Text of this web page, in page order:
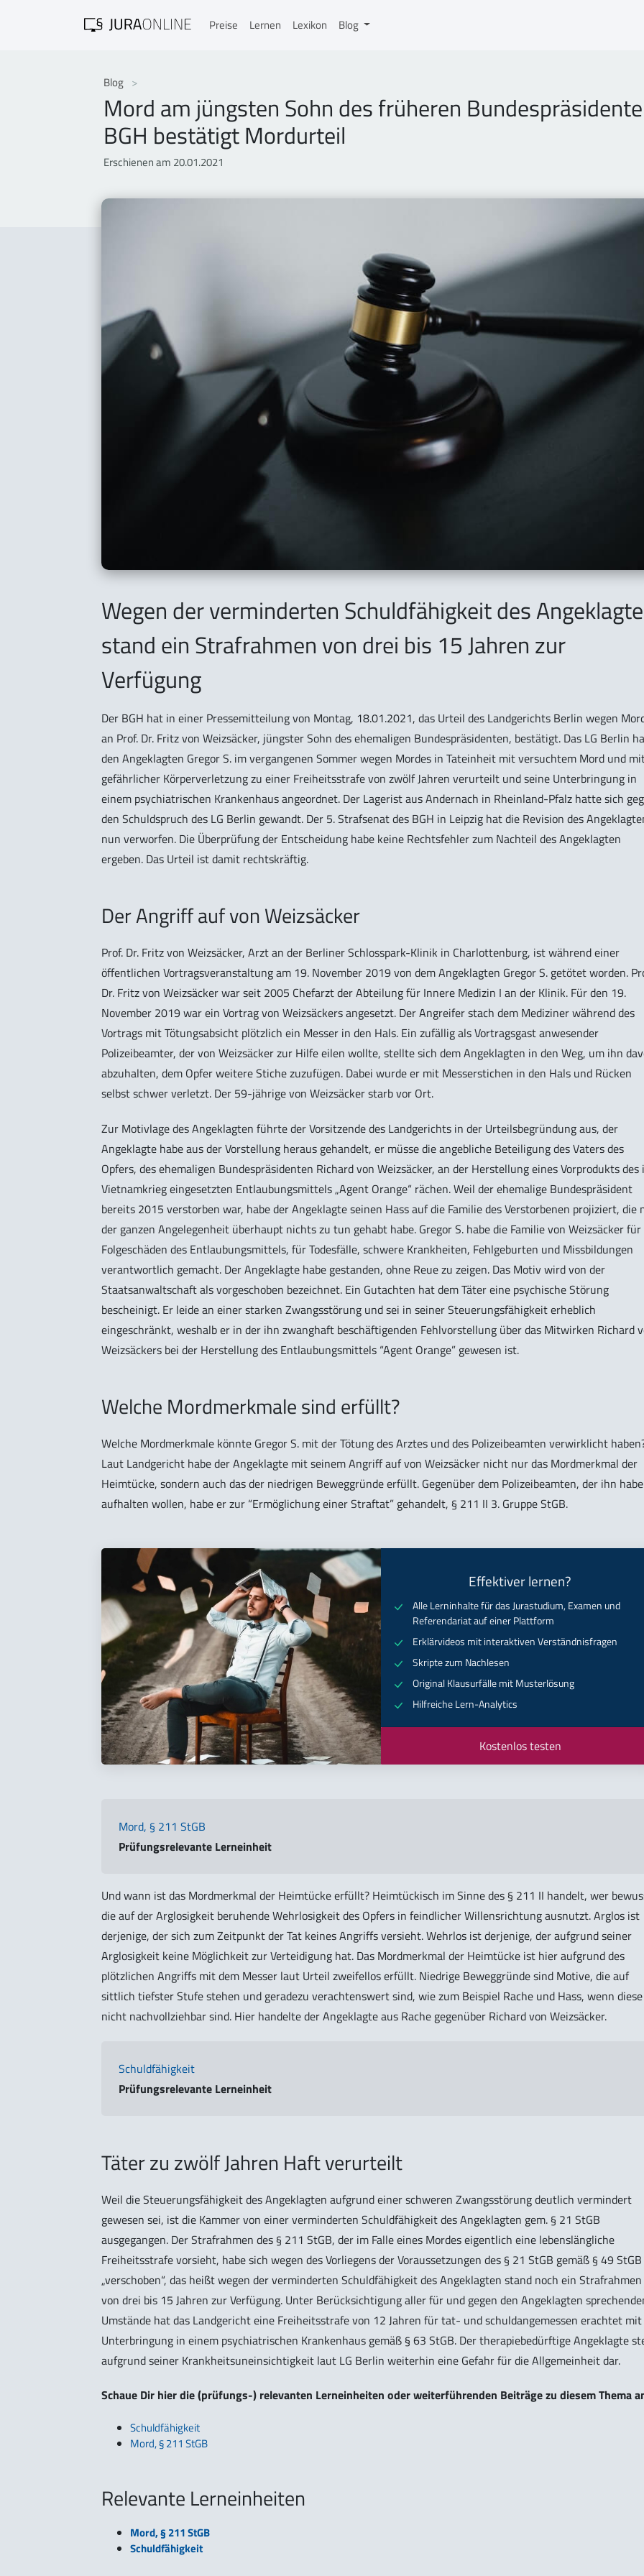
Preise Lernen Lexikon Blog
Blog
Mord am jüngsten Sohn des früheren
BGH bestätigt Mordurteil
Erschienen am 20.01.2021
Wegen der verminderten Schuldfähigkeit des
stand ein Strafrahmen von drei bis 15 Jahren zur
Verfügung
Der BGH hat in einer Pressemitteilung von Montag, 18.01.2021, das Urteil des Landgerichts Berlin wegen
an Prof. Dr. Fritz von Weizsäcker, jüngster Sohn des ehemaligen Bundespräsidenten, bestätigt. Das LG Berlin
den Angeklagten Gregor S. im vergangenen Sommer wegen Mordes in Tateinheit mit versuchtem Mord und
gefährlicher Körperverletzung zu einer Freiheitsstrafe von zwölf Jahren verurteilt und seine Unterbringung in
einem psychiatrischen Krankenhaus angeordnet. Der Lagerist aus Andernach in Rheinland-Pfalz hatte sich
den Schuldspruch des LG Berlin gewandt. Der 5. Strafsenat des BGH in Leipzig hat die Revision des
nun verworfen. Die Überprüfung der Entscheidung habe keine Rechtsfehler zum Nachteil des Angeklagten
ergeben. Das Urteil ist damit rechtskräftig.
Der Angriff auf von Weizsäcker
Prof. Dr. Fritz von Weizsäcker, Arzt an der Berliner Schlosspark-Klinik in Charlottenburg, ist während einer
öffentlichen Vortragsveranstaltung am 19. November 2019 von dem Angeklagten Gregor S. getötet worden.
Dr. Fritz von Weizsäcker war seit 2005 Chefarzt der Abteilung für Innere Medizin I an der Klinik. Für den 19.
November 2019 war ein Vortrag von Weizsäckers angesetzt. Der Angreifer stach dem Mediziner während des
Vortrags mit Tötungsabsicht plötzlich ein Messer in den Hals. Ein zufällig als Vortragsgast anwesender
Polizeibeamter, der von Weizsäcker zur Hilfe eilen wollte, stellte sich dem Angeklagten in den Weg, um ihn
abzuhalten, dem Opfer weitere Stiche zuzufügen. Dabei wurde er mit Messerstichen in den Hals und Rücken
selbst schwer verletzt. Der 59-jährige von Weizsäcker starb vor Ort.
Zur Motivlage des Angeklagten führte der Vorsitzende des Landgerichts in der Urteilsbegründung aus, der
Angeklagte habe aus der Vorstellung heraus gehandelt, er müsse die angebliche Beteiligung des Vaters des
Opfers, des ehemaligen Bundespräsidenten Richard von Weizsäcker, an der Herstellung eines Vorprodukts des
Vietnamkrieg eingesetzten Entlaubungsmittels „Agent Orange“ rächen. Weil der ehemalige Bundespräsident
bereits 2015 verstorben war, habe der Angeklagte seinen Hass auf die Familie des Verstorbenen projiziert, die
der ganzen Angelegenheit überhaupt nichts zu tun gehabt habe. Gregor S. habe die Familie von Weizsäcker für
Folgeschäden des Entlaubungsmittels, für Todesfälle, schwere Krankheiten, Fehlgeburten und Missbildungen
verantwortlich gemacht. Der Angeklagte habe gestanden, ohne Reue zu zeigen. Das Motiv wird von der
Staatsanwaltschaft als vorgeschoben bezeichnet. Ein Gutachten hat dem Täter eine psychische Störung
bescheinigt. Er leide an einer starken Zwangsstörung und sei in seiner Steuerungsfähigkeit erheblich
eingeschränkt, weshalb er in der ihn zwanghaft beschäftigenden Fehlvorstellung über das Mitwirken Richard
Weizsäckers bei der Herstellung des Entlaubungsmittels “Agent Orange” gewesen ist.
Welche Mordmerkmale sind erfüllt?
Welche Mordmerkmale könnte Gregor S. mit der Tötung des Arztes und des Polizeibeamten verwirklicht
Laut Landgericht habe der Angeklagte mit seinem Angriff auf von Weizsäcker nicht nur das Mordmerkmal der
Heimtücke, sondern auch das der niedrigen Beweggründe erfüllt. Gegenüber dem Polizeibeamten, der ihn habe
aufhalten wollen, habe er zur “Ermöglichung einer Straftat” gehandelt, § 211 II 3. Gruppe StGB.
Effektiver lernen?
Alle Lerninhalte für das Jurastudium, Examen und
Referendariat auf einer Plattform
Erklärvideos mit interaktiven Verständnisfragen
Skripte zum Nachlesen
Original Klausurfälle mit Musterlösung
Hilfreiche Lern-Analytics
Kostenlos testen
Mord, § 211 StGB
Prüfungsrelevante Lerneinheit
Und wann ist das Mordmerkmal der Heimtücke erfüllt? Heimtückisch im Sinne des § 211 II handelt, wer
die auf der Arglosigkeit beruhende Wehrlosigkeit des Opfers in feindlicher Willensrichtung ausnutzt. Arglos ist
derjenige, der sich zum Zeitpunkt der Tat keines Angriffs versieht. Wehrlos ist derjenige, der aufgrund seiner
Arglosigkeit keine Möglichkeit zur Verteidigung hat. Das Mordmerkmal der Heimtücke ist hier aufgrund des
plötzlichen Angriffs mit dem Messer laut Urteil zweifellos erfüllt. Niedrige Beweggründe sind Motive, die auf
sittlich tiefster Stufe stehen und geradezu verachtenswert sind, wie zum Beispiel Rache und Hass, wenn diese
nicht nachvollziehbar sind. Hier handelte der Angeklagte aus Rache gegenüber Richard von Weizsäcker.
Schuldfähigkeit
Prüfungsrelevante Lerneinheit
Täter zu zwölf Jahren Haft verurteilt
Weil die Steuerungsfähigkeit des Angeklagten aufgrund einer schweren Zwangsstörung deutlich vermindert
gewesen sei, ist die Kammer von einer verminderten Schuldfähigkeit des Angeklagten gem. § 21 StGB
ausgegangen. Der Strafrahmen des § 211 StGB, der im Falle eines Mordes eigentlich eine lebenslängliche
Freiheitsstrafe vorsieht, habe sich wegen des Vorliegens der Voraussetzungen des § 21 StGB gemäß § 49 StGB
„verschoben“, das heißt wegen der verminderten Schuldfähigkeit des Angeklagten stand noch ein Strafrahmen
von drei bis 15 Jahren zur Verfügung. Unter Berücksichtigung aller für und gegen den Angeklagten
Umstände hat das Landgericht eine Freiheitsstrafe von 12 Jahren für tat- und schuldangemessen erachtet mit
Unterbringung in einem psychiatrischen Krankenhaus gemäß § 63 StGB. Der therapiebedürftige Angeklagte
aufgrund seiner Krankheitsuneinsichtigkeit laut LG Berlin weiterhin eine Gefahr für die Allgemeinheit dar.
Schaue Dir hier die (prüfungs-) relevanten Lerneinheiten oder weiterführenden Beiträge zu diesem Thema
Schuldfähigkeit
Mord, § 211 StGB
Relevante Lerneinheiten
Mord, § 211 StGB
Schuldfähigkeit